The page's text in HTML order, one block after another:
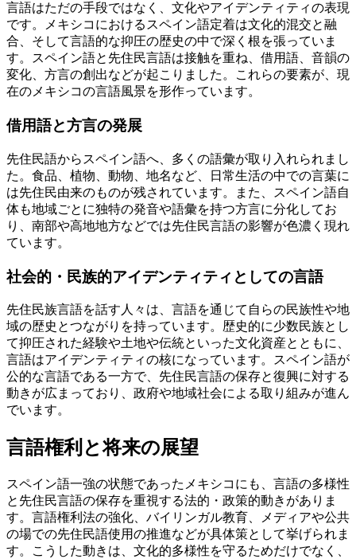
言語はただの手段ではなく、文化やアイデンティティの表現
です。メキシコにおけるスペイン語定着は文化的混交と融
合、そして言語的な抑圧の歴史の中で深く根を張っていま
す。スペイン語と先住民言語は接触を重ね、借用語、音韻の
変化、方言の創出などが起こりました。これらの要素が、現
在のメキシコの言語風景を形作っています。
借用語と方言の発展
先住民語からスペイン語へ、多くの語彙が取り入れられまし
た。食品、植物、動物、地名など、日常生活の中での言葉に
は先住民由来のものが残されています。また、スペイン語自
体も地域ごとに独特の発音や語彙を持つ方言に分化してお
り、南部や高地地方などでは先住民言語の影響が色濃く現れ
ています。
社会的・民族的アイデンティティとしての言語
先住民族言語を話す人々は、言語を通じて自らの民族性や地
域の歴史とつながりを持っています。歴史的に少数民族とし
て抑圧された経験や土地や伝統といった文化資産とともに、
言語はアイデンティティの核になっています。スペイン語が
公的な言語である一方で、先住民言語の保存と復興に対する
動きが広まっており、政府や地域社会による取り組みが進ん
でいます。
言語権利と将来の展望
スペイン語一強の状態であったメキシコにも、言語の多様性
と先住民言語の保存を重視する法的・政策的動きがありま
す。言語権利法の強化、バイリンガル教育、メディアや公共
の場での先住民語使用の推進などが具体策として挙げられま
す。こうした動きは、文化的多様性を守るためだけでなく、